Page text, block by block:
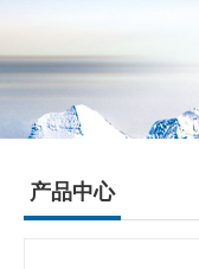
产品中心